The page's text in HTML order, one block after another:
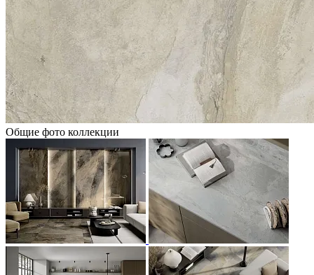
Общие фото коллекции